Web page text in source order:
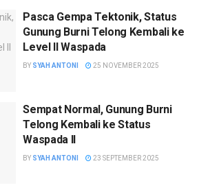
Pasca Gempa Tektonik, Status
Gunung Burni Telong Kembali ke
Level II Waspada
BY SYAH ANTONI 25 NOVEMBER 2025
Sempat Normal, Gunung Burni
Telong Kembali ke Status
Waspada II
BY SYAH ANTONI 23 SEPTEMBER 2025